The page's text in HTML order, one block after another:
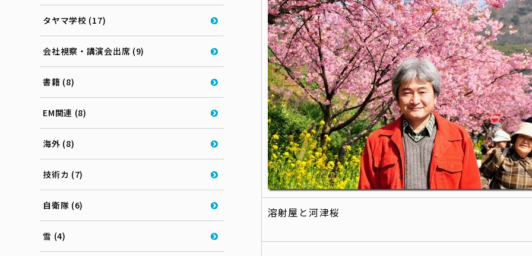
溶射屋と河津桜
タヤマ学校 (17)
会社視察・講演会出席 (9)
書籍 (8)
EM関連 (8)
海外 (8)
技術カ (7)
自衛隊 (6)
雪 (4)